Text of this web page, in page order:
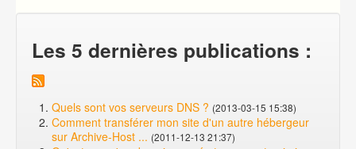
Les 5 dernières publications :
Quels sont vos serveurs DNS ? (2013-03-15 15:38)
Comment transférer mon site d'un autre hébergeur
sur Archive-Host ... (2011-12-13 21:37)